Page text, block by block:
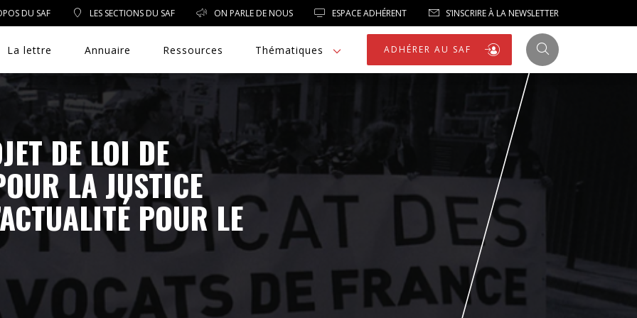
DU SAF LES SECTIONS DU SAF ON PARLE DE NOUS ESPACE ADHÉRENT S’INSCRIRE À LA NEWSLETTER
La lettre Annuaire Ressources Thématiques ADHÉRER AU SAF
DROIT PUBLIC
DROIT SOCIAL
ENVIRONNEMENT/SANTÉ
EXERCICE PROFESSIONNEL
JUSTICE
LIBERTÉS PUBLIQUES
LOGEMENT
NOTRE HOMMAGE
DE LOI DE
LA JUSTICE
POUR LE